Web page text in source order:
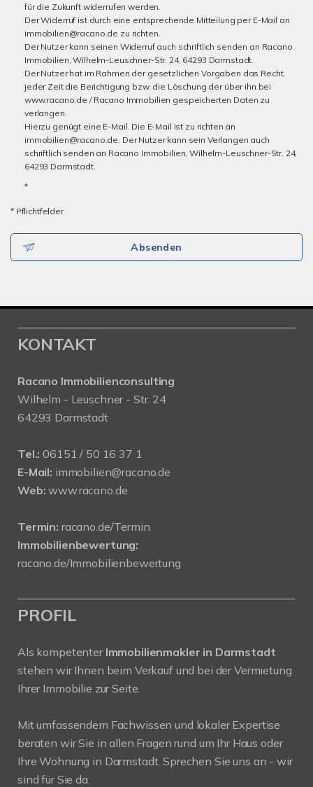
für die Zukunft widerrufen werden.
Der Widerruf ist durch eine entsprechende Mitteilung per E-Mail an
immobilien@racano.de zu richten.
Der Nutzer kann seinen Widerruf auch schriftlich senden an Racano
Immobilien, Wilhelm-Leuschner-Str. 24, 64293 Darmstadt.
Der Nutzer hat im Rahmen der gesetzlichen Vorgaben das Recht,
jeder Zeit die Berichtigung bzw. die Löschung der über ihn bei
www.racano.de / Racano Immobilien gespeicherten Daten zu
verlangen.
Hierzu genügt eine E-Mail. Die E-Mail ist zu richten an
immobilien@racano.de. Der Nutzer kann sein Verlangen auch
schriftlich senden an Racano Immobilien, Wilhelm-Leuschner-Str. 24,
64293 Darmstadt.
*
* Pflichtfelder
Absenden
KONTAKT
Racano Immobilienconsulting
Wilhelm - Leuschner - Str. 24
64293 Darmstadt
Tel.: 06151 / 50 16 37 1
E-Mail: immobilien@racano.de
Web: www.racano.de
Termin: racano.de/Termin
Immobilienbewertung:
racano.de/Immobilienbewertung
PROFIL
Als kompetenter Immobilienmakler in Darmstadt
stehen wir Ihnen beim Verkauf und bei der Vermietung
Ihrer Immobilie zur Seite.
Mit umfassendem Fachwissen und lokaler Expertise
beraten wir Sie in allen Fragen rund um Ihr Haus oder
Ihre Wohnung in Darmstadt. Sprechen Sie uns an - wir
sind für Sie da.